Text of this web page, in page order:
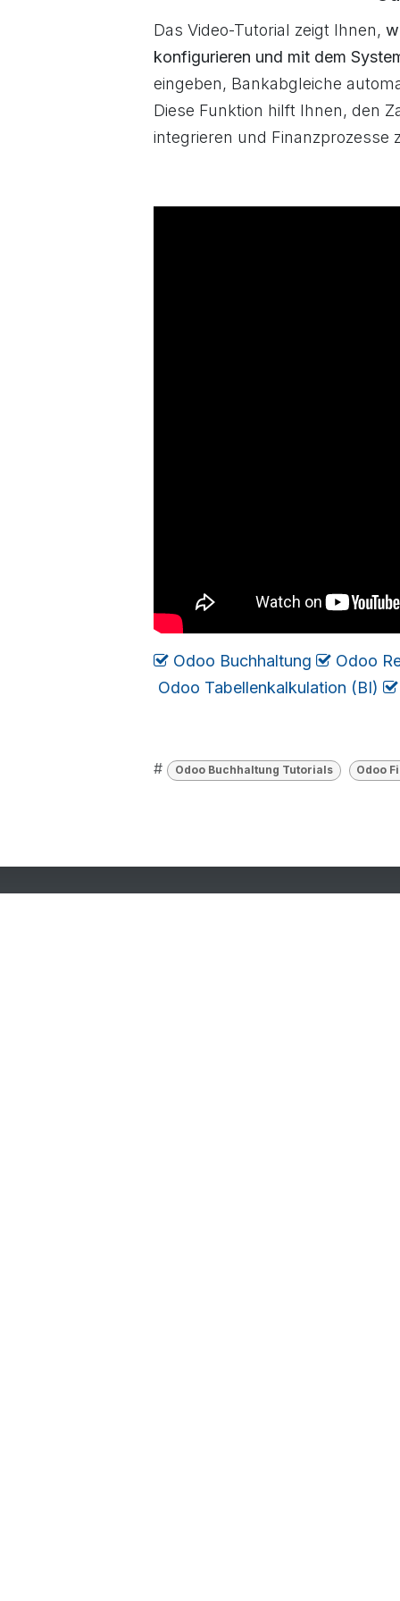
Das Video-Tutorial zeigt Ihnen,
konfigurieren und mit dem
eingeben, Bankabgleiche
Diese Funktion hilft Ihnen, den
integrieren und Finanzprozesse
Odoo Buchhaltung
Odoo
Odoo Tabellenkalkulation (BI)
# Odoo Buchhaltung Tutorials Odoo